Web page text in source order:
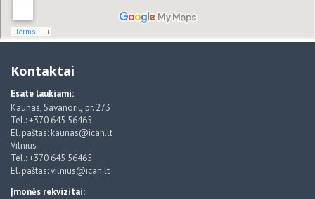
Kontaktai
Esate laukiami:
Kaunas, Savanorių pr. 273
Tel.: +370 645 56465
El. paštas: kaunas@ican.lt
Vilnius
Tel.: +370 645 56465
El. paštas: vilnius@ican.lt
Įmonės rekvizitai: